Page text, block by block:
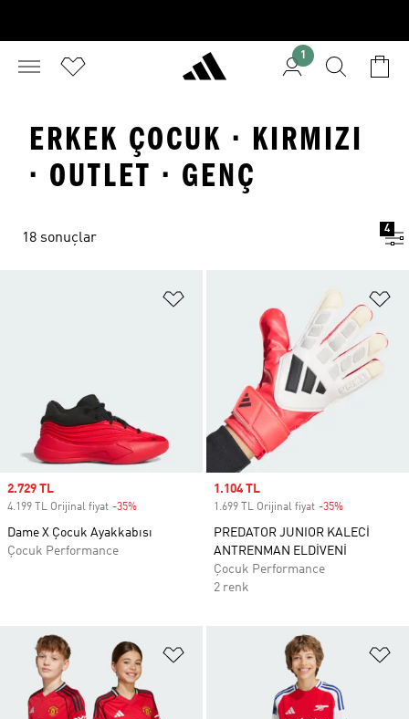
1
ERKEK ÇOCUK · KIRMIZI
· OUTLET · GENÇ
18 sonuçlar
4
Sale price
2.729 TL
4.199 TL Orijinal fiyat -35%
Dame X Çocuk Ayakkabısı
Çocuk Performance
Sale price
1.104 TL
1.699 TL Orijinal fiyat -35%
PREDATOR JUNIOR KALECİ
ANTRENMAN ELDİVENİ
Çocuk Performance
2 renk
Favori Listesine Ekle